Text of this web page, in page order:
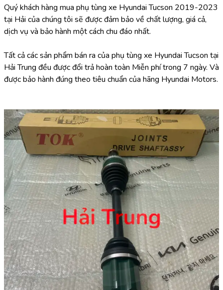
Quý khách hàng mua phụ tùng xe Hyundai Tucson 2019-2023
tại Hải của chúng tôi sẽ được đảm bảo về chất lượng, giá cả,
dịch vụ và bảo hành một cách chu đáo nhất.
Tất cả các sản phẩm bán ra của phụ tùng xe Hyundai Tucson tại
Hải Trung đều được đổi trả hoàn toàn Miễn phí trong 7 ngày. Và
được bảo hành đúng theo tiêu chuẩn của hãng Hyundai Motors.